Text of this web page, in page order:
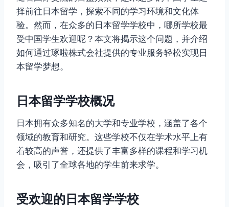
择前往日本留学，探索不同的学习环境和文化体
验。然而，在众多的日本留学学校中，哪所学校最
受中国学生欢迎呢？本文将揭示这个问题，并介绍
如何通过琢啦株式会社提供的专业服务轻松实现日
本留学梦想。
日本留学学校概况
日本拥有众多知名的大学和专业学校，涵盖了各个
领域的教育和研究。这些学校不仅在学术水平上有
着较高的声誉，还提供了丰富多样的课程和学习机
会，吸引了全球各地的学生前来求学。
受欢迎的日本留学学校